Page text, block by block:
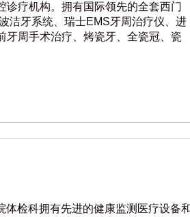
诊疗机构。拥有国际领先的全套西门
洁牙系统、瑞士EMS牙周治疗仪、进
牙周手术治疗、烤瓷牙、全瓷冠、瓷
体检科拥有先进的健康监测医疗设备